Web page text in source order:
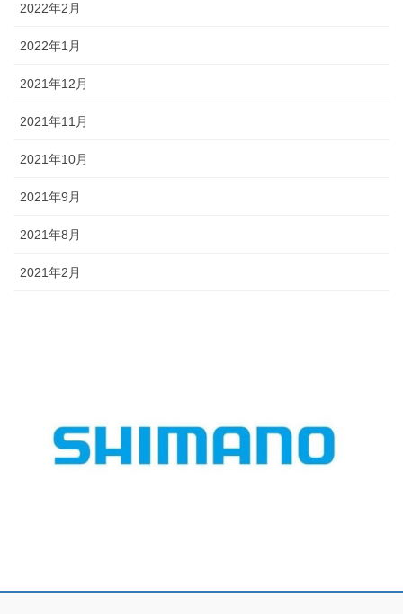
2022年2月
2022年1月
2021年12月
2021年11月
2021年10月
2021年9月
2021年8月
2021年2月